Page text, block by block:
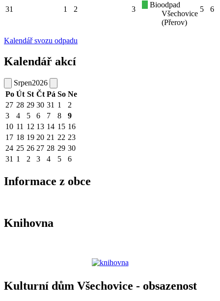
31 1 2 3
Bioodpad
Všechovice
(Přerov)
5 6
Kalendář svozu odpadu
Kalendář akcí
Srpen2026
Po Út St Čt Pá So Ne
27 28 29 30 31 1
2
3
4 5 6 7 8
9
10 11 12 13 14 15 16
17 18 19 20 21 22 23
24 25 26 27 28 29 30
31 1 2 3 4 5 6
Informace z obce
Knihovna
Kulturní dům Všechovice - obsazenost